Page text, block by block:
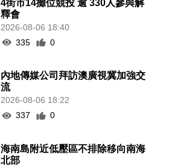
4街市14攤位競投 逾 330人參與解
釋會
2026-08-06 18:40
335
0
內地傳媒公司拜訪澳廣視冀加強交
流
2026-08-06 18:22
337
0
海南島附近低壓區不排除移向南海
北部